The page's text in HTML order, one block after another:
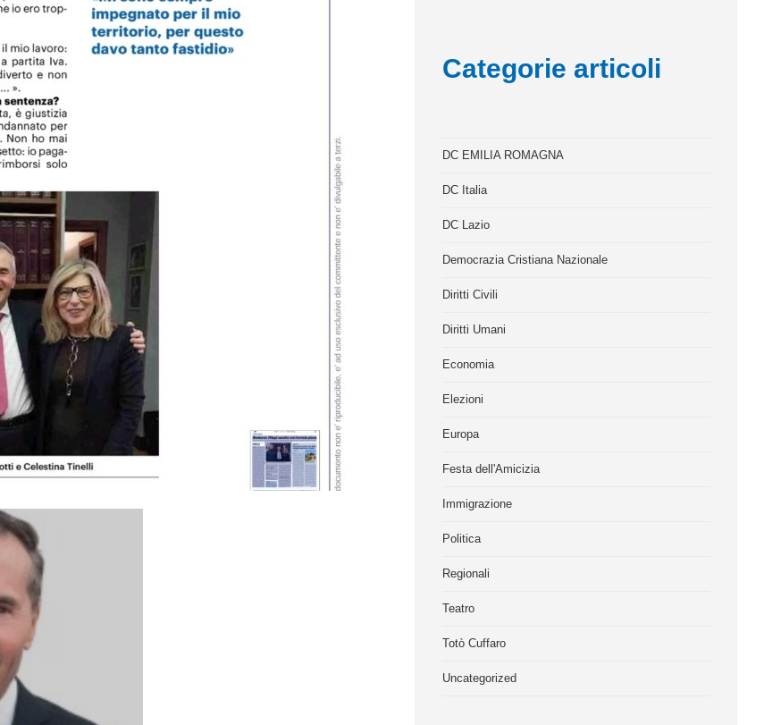
Categorie articoli
DC EMILIA ROMAGNA
DC Italia
DC Lazio
Democrazia Cristiana Nazionale
Diritti Civili
Diritti Umani
Economia
Elezioni
Europa
Festa dell'Amicizia
Immigrazione
Politica
Regionali
Teatro
Totò Cuffaro
Uncategorized